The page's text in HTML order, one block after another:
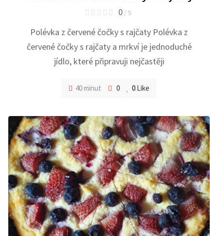
0 / 5
Polévka z červené čočky s rajčaty Polévka z
červené čočky s rajčaty a mrkví je jednoduché
jídlo, které připravuji nejčastěji
40 minut 0 0 Like